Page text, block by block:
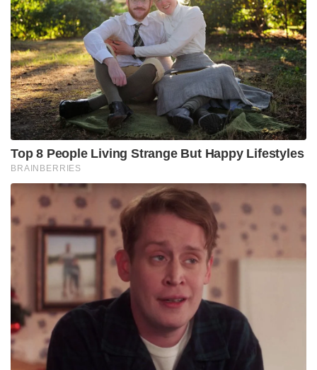
Top 8 People Living Strange But Happy Lifestyles
BRAINBERRIES